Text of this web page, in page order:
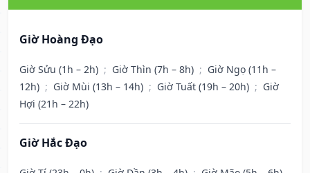
Giờ Hoàng Đạo
Giờ Sửu (1h – 2h) ; Giờ Thìn (7h – 8h) ; Giờ Ngọ (11h –
12h) ; Giờ Mùi (13h – 14h) ; Giờ Tuất (19h – 20h) ; Giờ
Hợi (21h – 22h)
Giờ Hắc Đạo